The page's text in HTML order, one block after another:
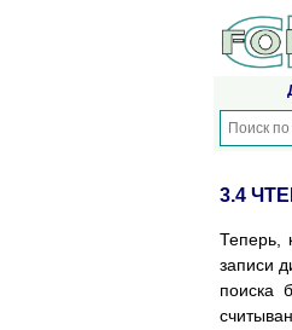
3.4
Теперь,
записи
поиска